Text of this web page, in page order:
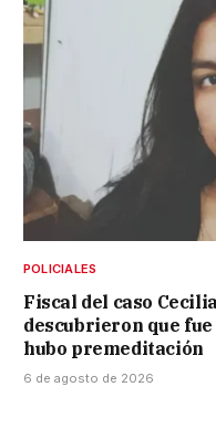
POLICIALES
Fiscal del caso
descubrieron que
hubo premeditación
6 de agosto de 2026